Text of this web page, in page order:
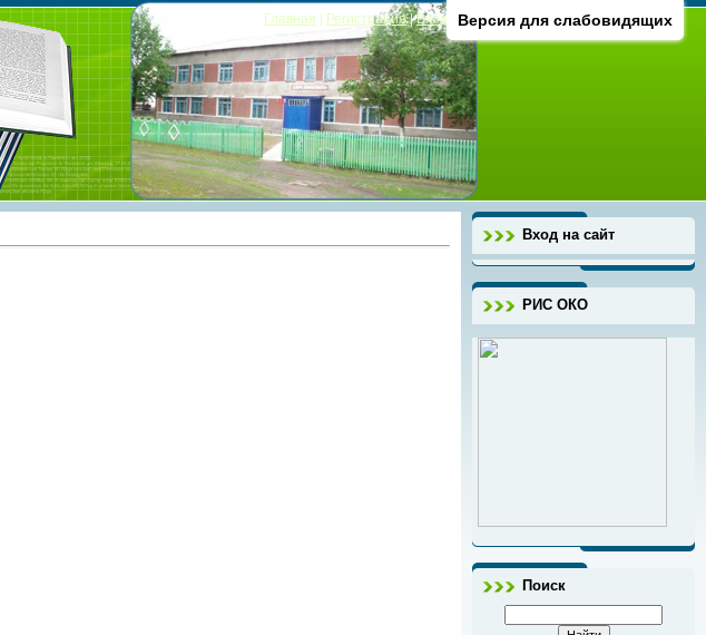
Версия для слабовидящих
Главная Регистрация|Вход
Вход на сайт
РИС ОКО
Поиск